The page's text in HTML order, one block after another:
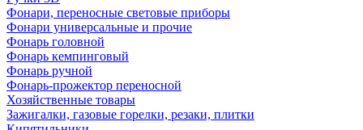
Фонари, переносные световые приборы
Фонари универсальные и прочие
Фонарь головной
Фонарь кемпинговый
Фонарь ручной
Фонарь-прожектор переносной
Хозяйственные товары
Зажигалки, газовые горелки, резаки, плитки